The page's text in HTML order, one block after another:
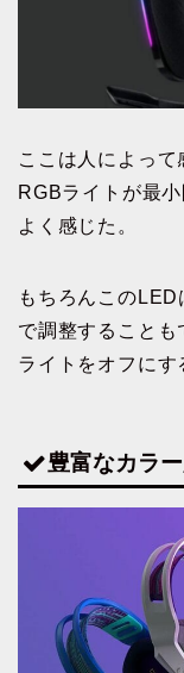
ここは人によって
RGBライトが最
よく感じた。
もちろんこの
で調整することも
ライトをオフにす
豊富なカラ